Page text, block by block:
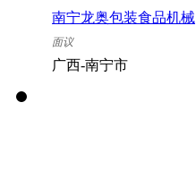
南宁龙奥包装食品机械
有限公司
面议
广西-南宁市